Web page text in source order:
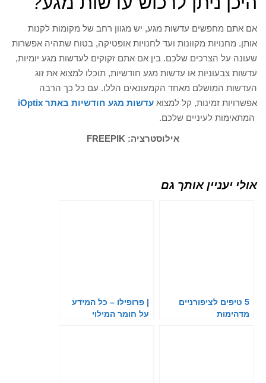
אם אתם מחפשים עדשות מגע, יש מגוון רחב של מקומות לקנות
אותן. מחנויות מקוונות ועד לחנויות אופטיקה, בטוח שתהיה אפשרות
שעונה על הצרכים שלכם. בין אם אתם זקוקים לעדשות מגע יומיות,
עדשות צבעוניות או עדשות מגע חודשיות, תוכלו למצוא את זוג
העדשות המושלם מאחד הקמעונאים הללו. עם כל כך הרבה
אפשרויות זמינות, קל למצוא עדשות מגע חודשיות באתר iOptix
המתאימות לעיניים שלכם.
אילוסטרציה: FREEPIK
אולי יעניין אותך גם
5 טיפים לציפורניים
מדהימות
| פרופילו – כל המידע
על חומר המילוי